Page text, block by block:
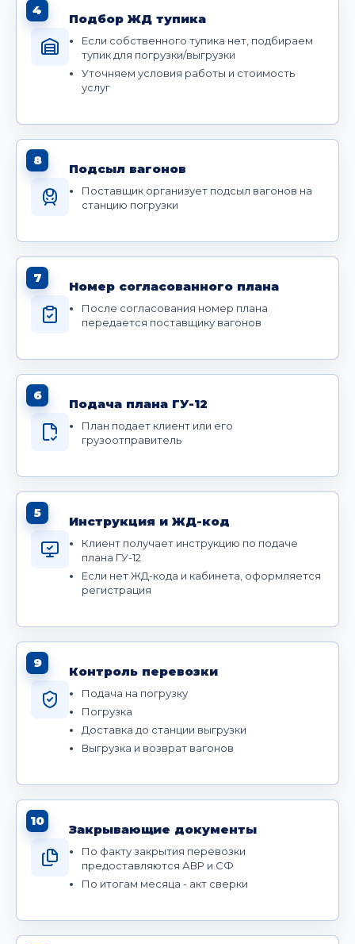
4
Подбор ЖД тупика
Если собственного тупика нет, подбираем
тупик для погрузки/выгрузки
Уточняем условия работы и стоимость
услуг
8
Подсыл вагонов
Поставщик организует подсыл вагонов на
станцию погрузки
7
Номер согласованного плана
После согласования номер плана
передается поставщику вагонов
6
Подача плана ГУ-12
План подает клиент или его
грузоотправитель
5
Инструкция и ЖД-код
Клиент получает инструкцию по подаче
плана ГУ-12
Если нет ЖД-кода и кабинета, оформляется
регистрация
9
Контроль перевозки
Подача на погрузку
Погрузка
Доставка до станции выгрузки
Выгрузка и возврат вагонов
10
Закрывающие документы
По факту закрытия перевозки
предоставляются АВР и СФ
По итогам месяца - акт сверки